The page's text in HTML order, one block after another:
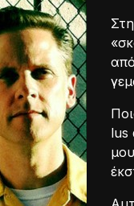
lus